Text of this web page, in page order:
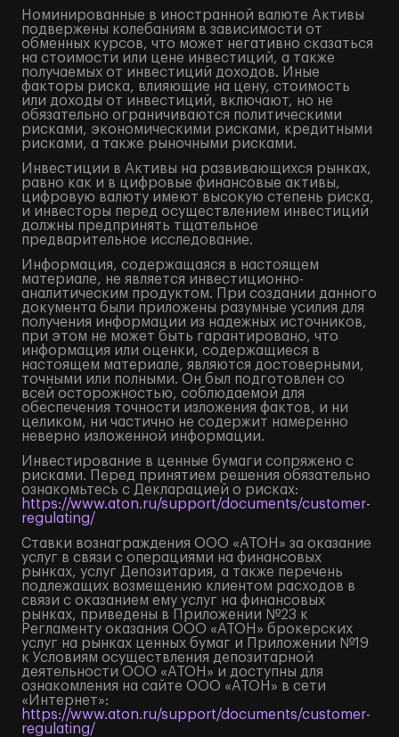
Номинированные в иностранной валюте Активы
подвержены колебаниям в зависимости от
обменных курсов, что может негативно сказаться
на стоимости или цене инвестиций, а также
получаемых от инвестиций доходов. Иные
факторы риска, влияющие на цену, стоимость
или доходы от инвестиций, включают, но не
обязательно ограничиваются политическими
рисками, экономическими рисками, кредитными
рисками, а также рыночными рисками.
Инвестиции в Активы на развивающихся рынках,
равно как и в цифровые финансовые активы,
цифровую валюту имеют высокую степень риска,
и инвесторы перед осуществлением инвестиций
должны предпринять тщательное
предварительное исследование.
Информация, содержащаяся в настоящем
материале, не является инвестиционно-
аналитическим продуктом. При создании данного
документа были приложены разумные усилия для
получения информации из надежных источников,
при этом не может быть гарантировано, что
информация или оценки, содержащиеся в
настоящем материале, являются достоверными,
точными или полными. Он был подготовлен со
всей осторожностью, соблюдаемой для
обеспечения точности изложения фактов, и ни
целиком, ни частично не содержит намеренно
неверно изложенной информации.
Инвестирование в ценные бумаги сопряжено с
рисками. Перед принятием решения обязательно
ознакомьтесь с Декларацией о рисках:
https://www.aton.ru/support/documents/customer-
regulating/
Ставки вознаграждения ООО «АТОН» за оказание
услуг в связи с операциями на финансовых
рынках, услуг Депозитария, а также перечень
подлежащих возмещению клиентом расходов в
связи с оказанием ему услуг на финансовых
рынках, приведены в Приложении №23 к
Регламенту оказания ООО «АТОН» брокерских
услуг на рынках ценных бумаг и Приложении №19
к Условиям осуществления депозитарной
деятельности ООО «АТОН» и доступны для
ознакомления на сайте ООО «АТОН» в сети
«Интернет»:
https://www.aton.ru/support/documents/customer-
regulating/